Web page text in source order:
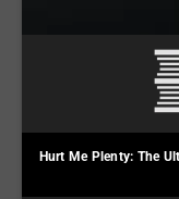
Hurt Me Plenty: The